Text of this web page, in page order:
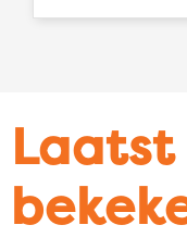
Laatst